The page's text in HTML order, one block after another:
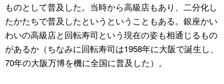
ものとして普及した。当時から高級店もあり、二分化し
たかたちで普及したというということもある。銀座かい
わいの高級店と回転寿司という現在の姿も相通じるもの
があるか（ちなみに回転寿司は1958年に大阪で誕生し、
70年の大阪万博を機に全国に普及した）。